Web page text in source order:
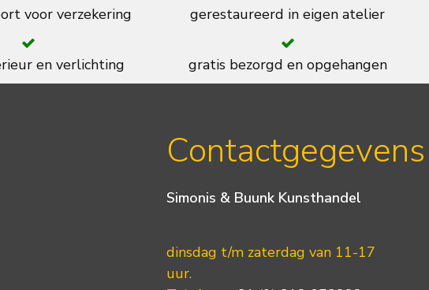
voor verzekering gerestaureerd in eigen atelier
en verlichting gratis bezorgd en opgehangen
Contactgegevens
Simonis & Buunk Kunsthandel
dinsdag t/m zaterdag van 11-17
uur.